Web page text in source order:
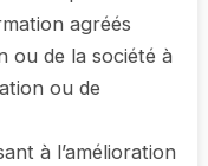
agréés
ou de la société à
ou de
à l’amélioration